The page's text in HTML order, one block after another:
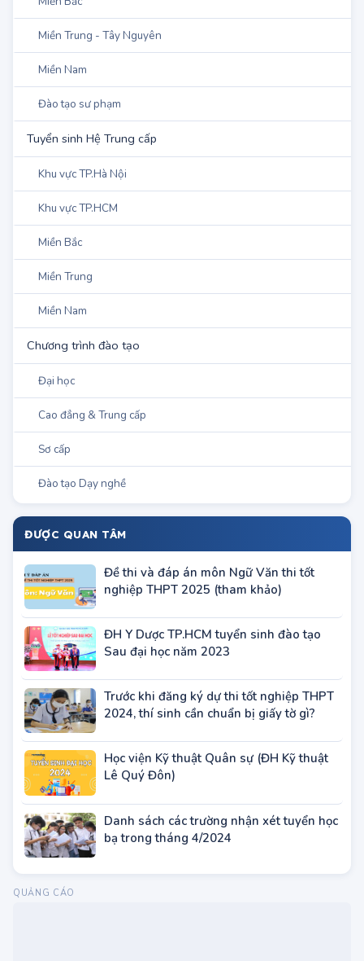
Miền Bắc
Miền Trung - Tây Nguyên
Miền Nam
Đào tạo sư phạm
Tuyển sinh Hệ Trung cấp
Khu vực TP.Hà Nội
Khu vực TP.HCM
Miền Bắc
Miền Trung
Miền Nam
Chương trình đào tạo
Đại học
Cao đẳng & Trung cấp
Sơ cấp
Đào tạo Dạy nghề
ĐƯỢC QUAN TÂM
nghiệp THPT 2025 (tham khảo)
Sau đại học năm 2023
2024, thí sinh cần chuẩn bị giấy tờ gì?
Lê Quý Đôn)
bạ trong tháng 4/2024